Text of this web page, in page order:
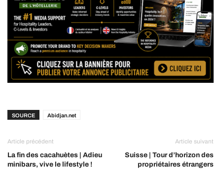
SOURCE Abidjan.net
Article précédent
La fin des cacahuètes | Adieu
minibars, vive le lifestyle !
Article suivant
Suisse | Tour d’horizon des
propriétaires étrangers